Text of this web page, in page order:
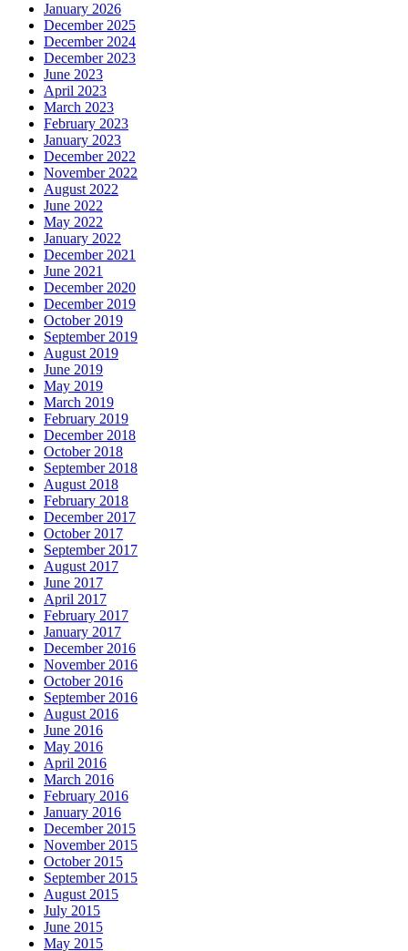
January 2026
December 2025
December 2024
December 2023
June 2023
April 2023
March 2023
February 2023
January 2023
December 2022
November 2022
August 2022
June 2022
May 2022
January 2022
December 2021
June 2021
December 2020
December 2019
October 2019
September 2019
August 2019
June 2019
May 2019
March 2019
February 2019
December 2018
October 2018
September 2018
August 2018
February 2018
December 2017
October 2017
September 2017
August 2017
June 2017
April 2017
February 2017
January 2017
December 2016
November 2016
October 2016
September 2016
August 2016
June 2016
May 2016
April 2016
March 2016
February 2016
January 2016
December 2015
November 2015
October 2015
September 2015
August 2015
July 2015
June 2015
May 2015